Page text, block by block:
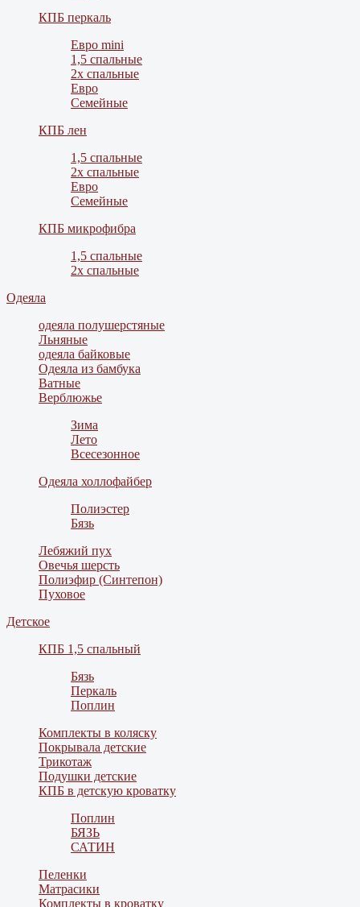
КПБ перкаль
Евро mini
1,5 спальные
2х спальные
Евро
Семейные
КПБ лен
1,5 спальные
2х спальные
Евро
Семейные
КПБ микрофибра
1,5 спальные
2х спальные
Одеяла
одеяла полушерстяные
Льняные
одеяла байковые
Одеяла из бамбука
Ватные
Верблюжье
Зима
Лето
Всесезонное
Одеяла холлофайбер
Полиэстер
Бязь
Лебяжий пух
Овечья шерсть
Полиэфир (Синтепон)
Пуховое
Детское
КПБ 1,5 спальный
Бязь
Перкаль
Поплин
Комплекты в коляску
Покрывала детские
Трикотаж
Подушки детские
КПБ в детскую кроватку
Поплин
БЯЗЬ
САТИН
Пеленки
Матрасики
Комплекты в кроватку